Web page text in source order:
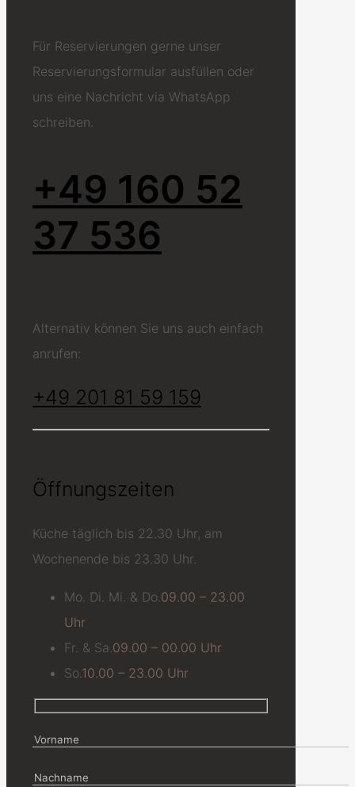
Für Reservierungen gerne unser
Reservierungsformular ausfüllen oder
uns eine Nachricht via WhatsApp
schreiben.
+49 160 52
37 536
Alternativ können Sie uns auch einfach
anrufen:
+49 201 81 59 159
Öffnungszeiten
Küche täglich bis 22.30 Uhr, am
Wochenende bis 23.30 Uhr.
Mo. Di. Mi. & Do. 09.00 – 23.00
Uhr
Fr. & Sa. 09.00 – 00.00 Uhr
So. 10.00 – 23.00 Uhr